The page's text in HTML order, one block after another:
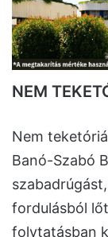
NEM
Nem
Banó-Szabó
fordulásból
folytatásban